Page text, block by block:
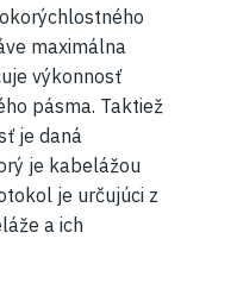
maximálna
výkonnosť
pásma. Taktiež
je daná
je kabelážou
je určujúci z
a ich